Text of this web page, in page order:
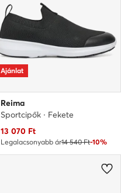
Ajánlat
Reima
Sportcipők · Fekete
Aktuális ár
13 070 Ft
Legalacsonyabb ár14 540 Ft-10%